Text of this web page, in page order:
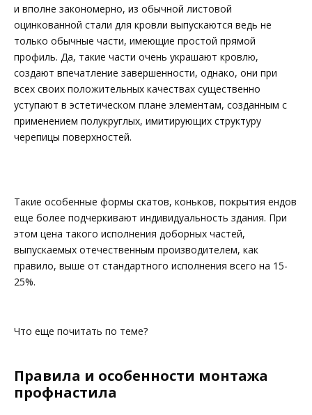
и вполне закономерно, из обычной листовой
оцинкованной стали для кровли выпускаются ведь не
только обычные части, имеющие простой прямой
профиль. Да, такие части очень украшают кровлю,
создают впечатление завершенности, однако, они при
всех своих положительных качествах существенно
уступают в эстетическом плане элементам, созданным с
применением полукруглых, имитирующих структуру
черепицы поверхностей.
Такие особенные формы скатов, коньков, покрытия ендов
еще более подчеркивают индивидуальность здания. При
этом цена такого исполнения доборных частей,
выпускаемых отечественным производителем, как
правило, выше от стандартного исполнения всего на 15-
25%.
Что еще почитать по теме?
Правила и особенности монтажа
профнастила